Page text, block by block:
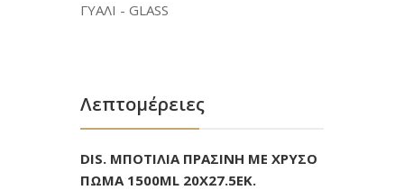
ΓΥΑΛΙ - GLASS
Λεπτομέρειες
DIS. ΜΠΟΤΙΛΙΑ ΠΡΑΣΙΝΗ ΜΕ ΧΡΥΣΟ
ΠΩΜΑ 1500ML 20Χ27.5ΕΚ.